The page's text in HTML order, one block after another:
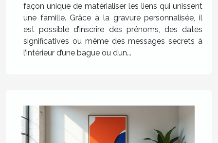
façon unique de matérialiser les liens qui unissent
une famille. Grâce à la gravure personnalisée, il
est possible d’inscrire des prénoms, des dates
significatives ou même des messages secrets à
l’intérieur d’une bague ou d’un...